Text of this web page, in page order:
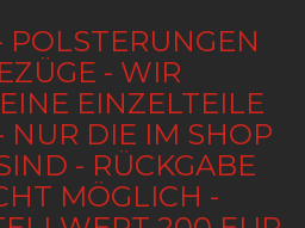
POLSTERUNGEN
- WIR
EINZELTEILE
NUR DIE IM SHOP
- RÜCKGABE
MÖGLICH -